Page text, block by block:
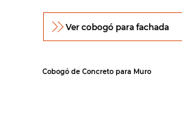
Ver cobogó para fachada
Cobogó de Concreto para Muro